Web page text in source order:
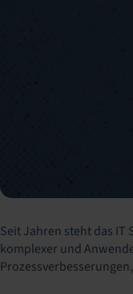
Seit Jahren steht das IT
komplexer und